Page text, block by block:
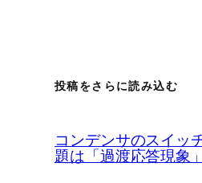
投稿をさらに読み込む
コンデンサのスイッ
題は「過渡応答現象